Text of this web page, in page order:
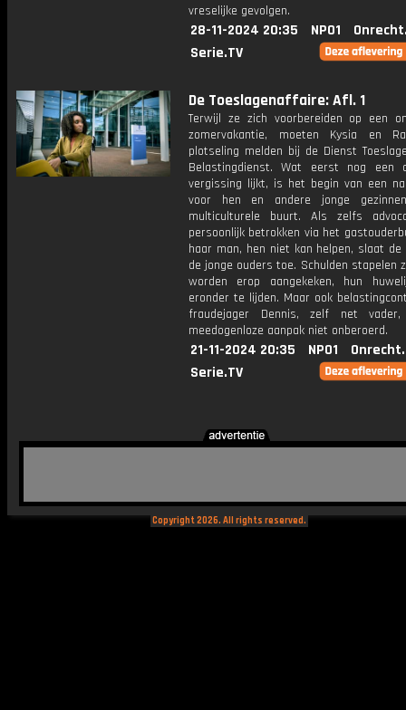
vreselijke gevolgen.
28-11-2024 20:35 NPO1
Serie.TV
De Toeslagenaffaire: Afl. 1
Terwijl ze zich voorbereiden op een
zomervakantie, moeten Kysia en
plotseling melden bij de Dienst
Belastingdienst. Wat eerst nog een
vergissing lijkt, is het begin van een
voor hen en andere jonge
multiculturele buurt. Als zelfs
persoonlijk betrokken via het
haar man, hen niet kan helpen, slaat de
de jonge ouders toe. Schulden stapelen
worden erop aangekeken, hun
eronder te lijden. Maar ook
fraudejager Dennis, zelf net
meedogenloze aanpak niet onberoerd.
21-11-2024 20:35 NPO1
Serie.TV
Copyright 2026. All rights reserved.